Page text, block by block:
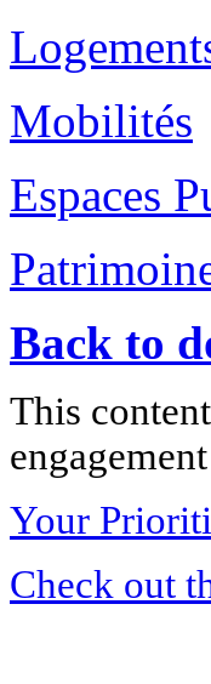
Mobilités
Espaces
Back to
This
Your
Check out